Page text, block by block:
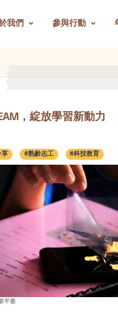
我們 參與行動
，綻放學習新動力
享 #熟齡志工 #科技教育
平臺